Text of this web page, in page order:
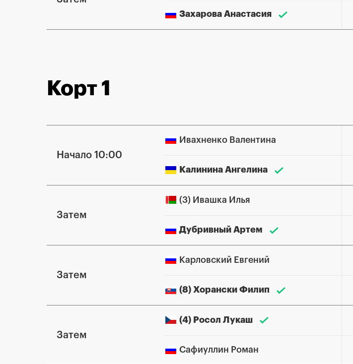
Захарова Анастасия
Корт 1
Начало 10:00
Ивахненко Валентина
Калинина Ангелина
Затем
(3) Ивашка Илья
Дубривный Артем
Затем
Карловский Евгений
(8) Хорански Филип
Затем
(4) Росол Лукаш
Сафиуллин Роман